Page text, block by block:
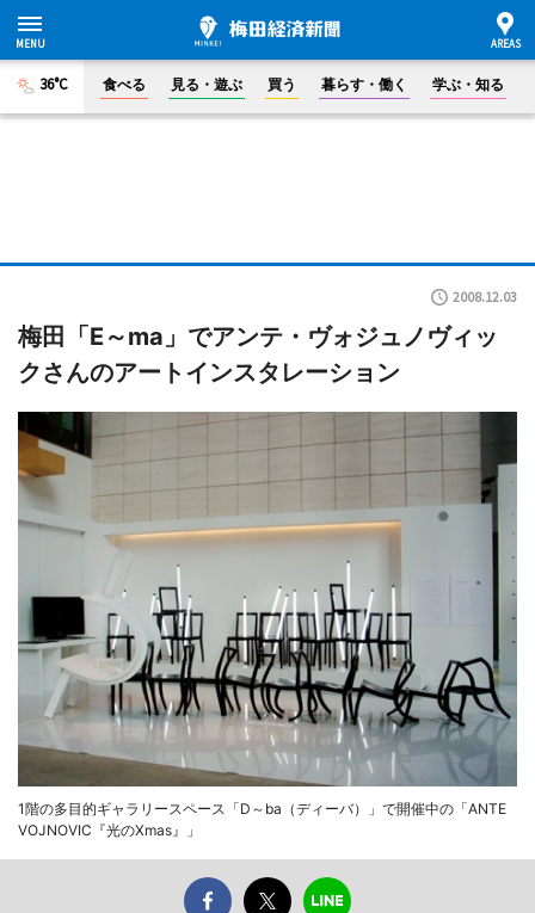
36°C 食べる 見る・遊ぶ 買う 暮らす・働く 学ぶ・知る
2008.12.03
梅田「E～ma」でアンテ・ヴォジュノヴィッ
クさんのアートインスタレーション
1階の多目的ギャラリースペース「D～ba（ディーバ）」で開催中の「ANTE
VOJNOVIC『光のXmas』」